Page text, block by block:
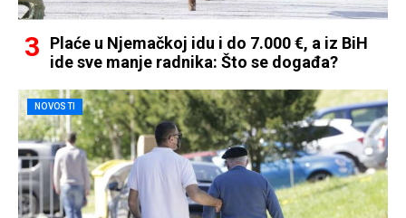
Plaće u Njemačkoj idu i do 7.000 €, a iz BiH
ide sve manje radnika: Što se događa?
NOVOSTI